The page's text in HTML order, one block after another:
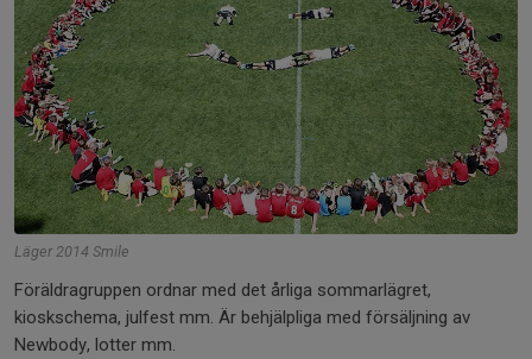
Läger 2014 Smile
Föräldragruppen ordnar med det årliga sommarlägret,
kioskschema, julfest mm. Är behjälpliga med försäljning av
Newbody, lotter mm.